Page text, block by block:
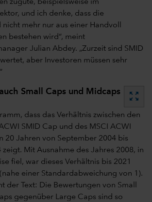
zugute, beispielsweise im
und ich denke, dass die
mehr nur aus einer Handvoll
bestehen wird“, meint
Julian Abdey. „Zurzeit sind SMID
aber Investoren müssen sehr
Small Caps und Midcaps
zoom_out_map